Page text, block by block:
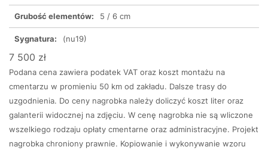
Grubość elementów: 5 / 6 cm
Sygnatura: (nu19)
7 500 zł
Podana cena zawiera podatek VAT oraz koszt montażu na
cmentarzu w promieniu 50 km od zakładu. Dalsze trasy do
uzgodnienia. Do ceny nagrobka należy doliczyć koszt liter oraz
galanterii widocznej na zdjęciu. W cenę nagrobka nie są wliczone
wszelkiego rodzaju opłaty cmentarne oraz administracyjne. Projekt
nagrobka chroniony prawnie. Kopiowanie i wykonywanie wzoru